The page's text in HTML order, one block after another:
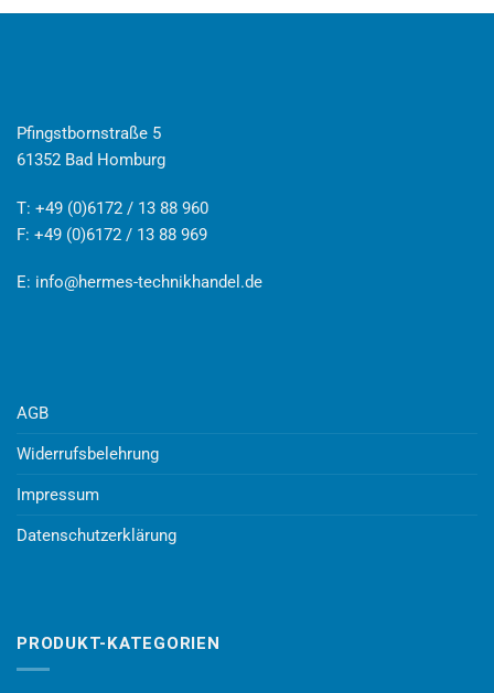
Pfingstbornstraße 5
61352 Bad Homburg
T: +49 (0)6172 / 13 88 960
F: +49 (0)6172 / 13 88 969
E: info@hermes-technikhandel.de
AGB
Widerrufsbelehrung
Impressum
Datenschutzerklärung
PRODUKT-KATEGORIEN